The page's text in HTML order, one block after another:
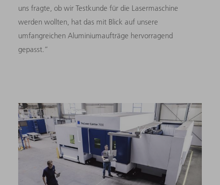
uns fragte, ob wir Testkunde für die Lasermaschine
werden wollten, hat das mit Blick auf unsere
umfangreichen Aluminiumaufträge hervorragend
gepasst.“